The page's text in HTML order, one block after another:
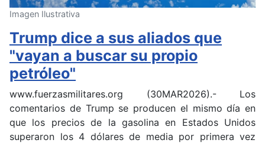
Imagen Ilustrativa
Trump dice a sus aliados que
"vayan a buscar su propio
petróleo"
www.fuerzasmilitares.org (30MAR2026).- Los
comentarios de Trump se producen el mismo día en
que los precios de la gasolina en Estados Unidos
superaron los 4 dólares de media por primera vez